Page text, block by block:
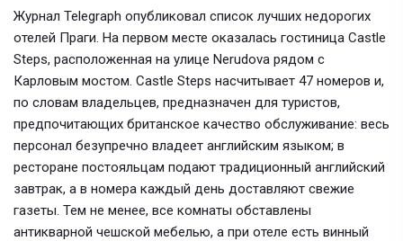
Журнал Telegraph опубликовал список лучших недорогих
отелей Праги. На первом месте оказалась гостиница Castle
Steps, расположенная на улице Nerudova рядом с
Карловым мостом. Castle Steps насчитывает 47 номеров и,
по словам владельцев, предназначен для туристов,
предпочитающих британское качество обслуживание: весь
персонал безупречно владеет английским языком; в
ресторане постояльцам подают традиционный английский
завтрак, а в номера каждый день доставляют свежие
газеты. Тем не менее, все комнаты обставлены
антикварной чешской мебелью, а при отеле есть винный